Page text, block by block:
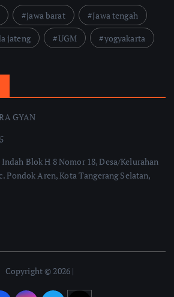
jawa barat
Jawa tengah
jateng UGM yogyakarta
GYAN
Blok H 8 Nomor 18, Desa/Kelurahan
Pondok Aren, Kota Tangerang Selatan,
Copyright © 2026 |